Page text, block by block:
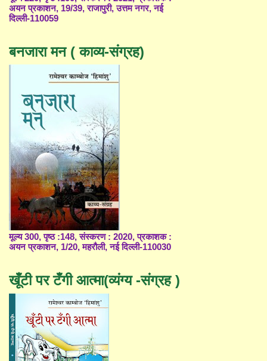
अयन प्रकाशन, 19/39, राजापुरी, उत्तम नगर, नई
दिल्ली-110059
बनजारा मन ( काव्य-संग्रह)
मूल्य 300, पृष्ठ :148, संस्करण : 2020, प्रकाशक :
अयन प्रकाशन, 1/20, महरौली, नई दिल्ली-110030
खूँटी पर टँगी आत्मा(व्यंग्य -संग्रह )